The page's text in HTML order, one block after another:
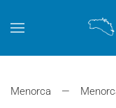
Skip to main
Menorca